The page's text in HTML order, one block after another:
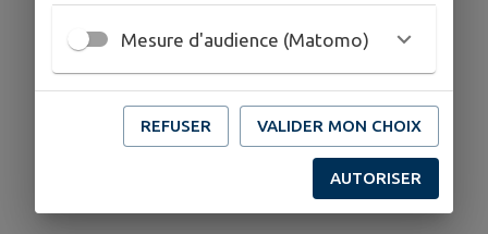
Mesure d'audience (Matomo)
REFUSER VALIDER MON CHOIX
AUTORISER